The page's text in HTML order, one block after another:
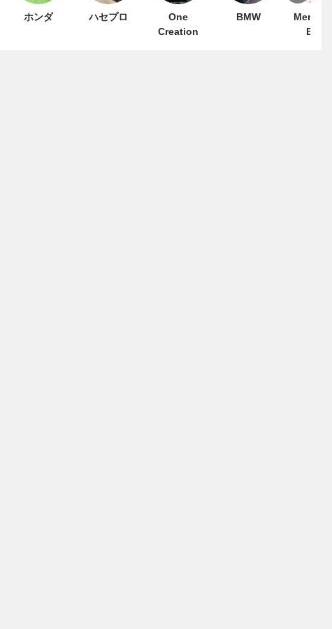
ホンダ ハセプロ
One
Creation
BMW
Benz